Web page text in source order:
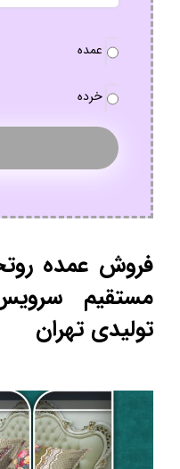
نوع
عمده
خرده
فروش عمده
مستقیم
تولیدی تهران